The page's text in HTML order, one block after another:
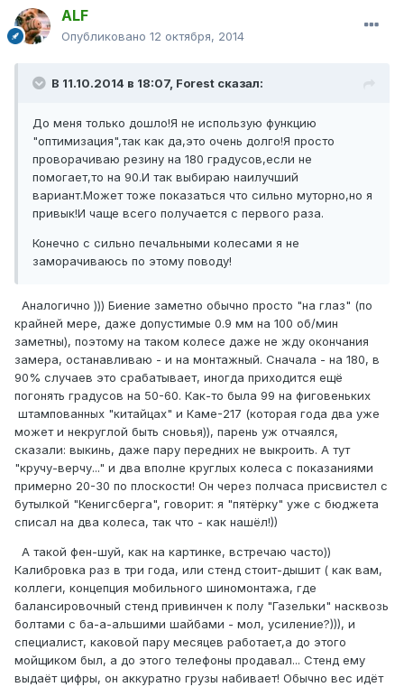
ALF
Опубликовано 12 октября, 2014
В 11.10.2014 в 18:07, Forest сказал:
До меня только дошло!Я не использую функцию
"оптимизация",так как да,это очень долго!Я просто
проворачиваю резину на 180 градусов,если не
помогает,то на 90.И так выбираю наилучший
вариант.Может тоже показаться что сильно муторно,но я
привык!И чаще всего получается с первого раза.
Конечно с сильно печальными колесами я не
заморачиваюсь по этому поводу!
Аналогично ))) Биение заметно обычно просто "на глаз" (по
крайней мере, даже допустимые 0.9 мм на 100 об/мин
заметны), поэтому на таком колесе даже не жду окончания
замера, останавливаю - и на монтажный. Сначала - на 180, в
90% случаев это срабатывает, иногда приходится ещё
погонять градусов на 50-60. Как-то была 99 на фиговеньких
штампованных "китайцах" и Каме-217 (которая года два уже
может и некруглой быть сновья)), парень уж отчаялся,
сказали: выкинь, даже пару передних не выкроить. А тут
"кручу-верчу..." и два вполне круглых колеса с показаниями
примерно 20-30 по плоскости! Он через полчаса присвистел с
бутылкой "Кенигсберга", говорит: я "пятёрку" уже с бюджета
списал на два колеса, так что - как нашёл!))
А такой фен-шуй, как на картинке, встречаю часто))
Калибровка раз в три года, или стенд стоит-дышит ( как вам,
коллеги, концепция мобильного шиномонтажа, где
балансировочный стенд привинчен к полу "Газельки" насквозь
болтами с ба-а-альшими шайбами - мол, усиление?))), и
специалист, каковой пару месяцев работает,а до этого
мойщиком был, а до этого телефоны продавал... Стенд ему
выдаёт цифры, он аккуратно грузы набивает! Обычно вес идёт